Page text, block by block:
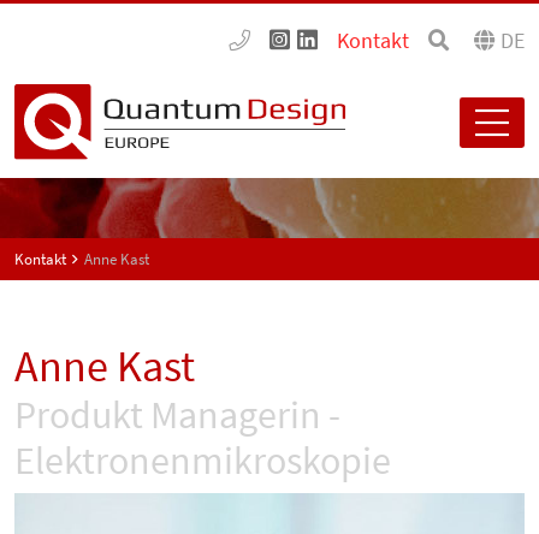
Kontakt DE
Kontakt Anne Kast
Anne Kast
Produkt Managerin -
Elektronenmikroskopie